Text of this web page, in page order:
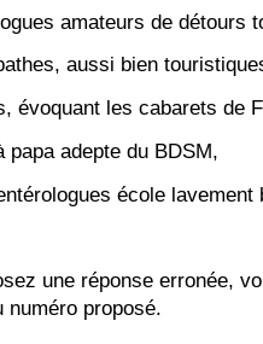
amateurs de détours
aussi bien
évoquant les cabarets de
papa adepte du BDSM,
école lavement
une réponse erronée,
numéro proposé.